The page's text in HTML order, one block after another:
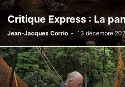
Critique Express : La
Jean-Jacques Corrio - 13 décembre